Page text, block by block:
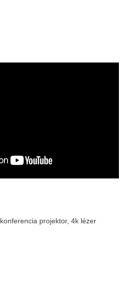
konferencia projektor, 4k lézer